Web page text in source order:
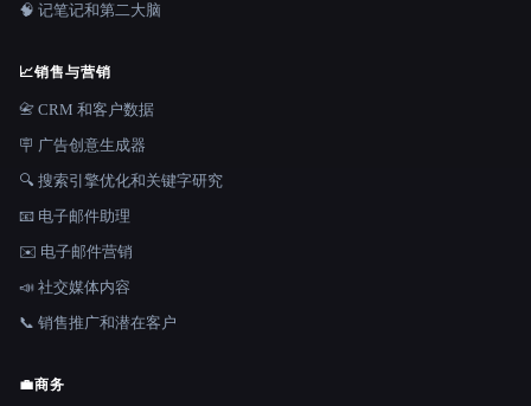
🧠 记笔记和第二大脑
📈销售与营销
📇 CRM 和客户数据
🪧 广告创意生成器
🔍 搜索引擎优化和关键字研究
📧 电子邮件助理
✉️ 电子邮件营销
📣 社交媒体内容
📞 销售推广和潜在客户
💼商务